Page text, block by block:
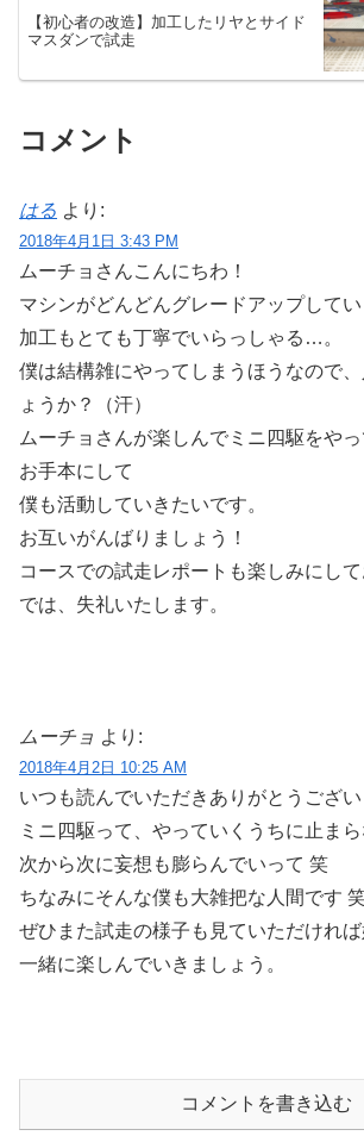
【初心者の改造】加工したリヤとサイド
マスダンで試走
コメント
はる より:
2018年4月1日 3:43 PM
ムーチョさんこんにちわ！
マシンがどんどんグレードアップしてい
加工もとても丁寧でいらっしゃる…。
僕は結構雑にやってしまうほうなので
ょうか？（汗）
ムーチョさんが楽しんでミニ四駆をや
お手本にして
僕も活動していきたいです。
お互いがんばりましょう！
コースでの試走レポートも楽しみにして
では、失礼いたします。
ムーチョ より:
2018年4月2日 10:25 AM
いつも読んでいただきありがとうござい
ミニ四駆って、やっていくうちに止ま
次から次に妄想も膨らんでいって 笑
ちなみにそんな僕も大雑把な人間です
ぜひまた試走の様子も見ていただければ
一緒に楽しんでいきましょう。
コメントを書き込む